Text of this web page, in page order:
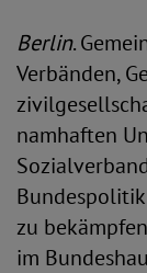
Berlin.
Verbänden,
namhaften
zu
im